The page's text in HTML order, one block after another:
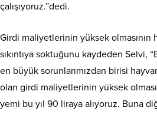
çalışıyoruz.”dedi.
Girdi maliyetlerinin yüksek olmasının
sıkıntıya soktuğunu kaydeden Selvi,
en büyük sorunlarımızdan birisi
olan girdi maliyetlerinin yüksek
yemi bu yıl 90 liraya alıyoruz. Buna